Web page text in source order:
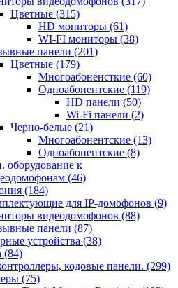
Цветные (315)
HD мониторы (61)
WI-FI мониторы (38)
панели (201)
Цветные (179)
Многоабоненсткие (60)
Одноабонентские (119)
HD панели (50)
Wi-Fi панели (2)
Черно-белые (21)
Многоабонентские (13)
Одноабонентские (8)
оборудование к
(46)
(184)
для IP-домофонов (9)
видеодомофонов (88)
панели (87)
устройства (38)
(84)
кодовые панели. (299)
(75)